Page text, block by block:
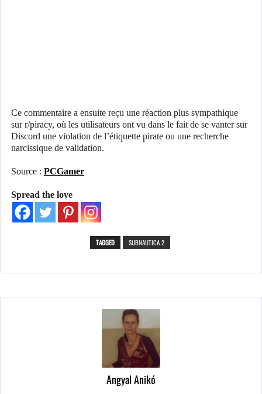
Ce commentaire a ensuite reçu une réaction plus sympathique
sur r/piracy, où les utilisateurs ont vu dans le fait de se vanter sur
Discord une violation de l’étiquette pirate ou une recherche
narcissique de validation.
Source : PCGamer
Spread the love
TAGGED SUBNAUTICA 2
Angyal Anikó